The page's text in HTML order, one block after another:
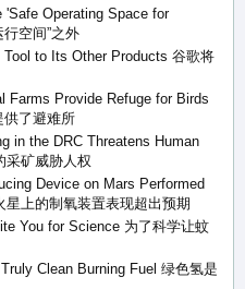
'Safe Operating Space for
空间”之外
to Its Other Products 谷歌将
Farms Provide Refuge for Birds
供了避难所
in the DRC Threatens Human
采矿威胁人权
Device on Mars Performed
上的制氧装置表现超出预期
You for Science 为了科学让蚊
Clean Burning Fuel 绿色氢是